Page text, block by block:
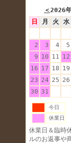
＜2026
日
月 火 水
2
3 4 5
9 10 11 12
16 17 18 19
23 24 25 26
30 31
今日
休業日
休業日＆臨時
ルのお返事や